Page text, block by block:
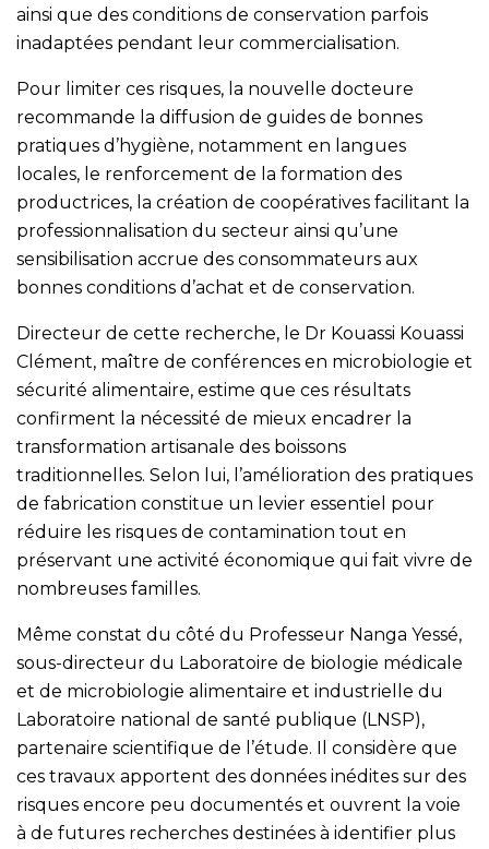
ainsi que des conditions de conservation parfois
inadaptées pendant leur commercialisation.
Pour limiter ces risques, la nouvelle docteure
recommande la diffusion de guides de bonnes
pratiques d’hygiène, notamment en langues
locales, le renforcement de la formation des
productrices, la création de coopératives facilitant la
professionnalisation du secteur ainsi qu’une
sensibilisation accrue des consommateurs aux
bonnes conditions d’achat et de conservation.
Directeur de cette recherche, le Dr Kouassi Kouassi
Clément, maître de conférences en microbiologie et
sécurité alimentaire, estime que ces résultats
confirment la nécessité de mieux encadrer la
transformation artisanale des boissons
traditionnelles. Selon lui, l’amélioration des pratiques
de fabrication constitue un levier essentiel pour
réduire les risques de contamination tout en
préservant une activité économique qui fait vivre de
nombreuses familles.
Même constat du côté du Professeur Nanga Yessé,
sous-directeur du Laboratoire de biologie médicale
et de microbiologie alimentaire et industrielle du
Laboratoire national de santé publique (LNSP),
partenaire scientifique de l’étude. Il considère que
ces travaux apportent des données inédites sur des
risques encore peu documentés et ouvrent la voie
à de futures recherches destinées à identifier plus